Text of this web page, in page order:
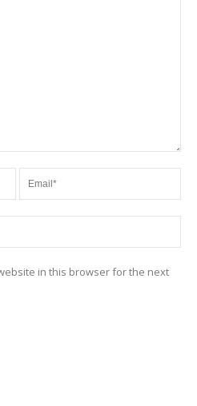
in this browser for the next